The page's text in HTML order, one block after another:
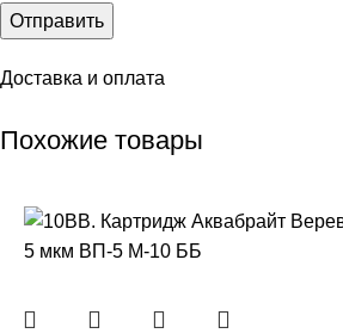
Доставка и оплата
Похожие товары